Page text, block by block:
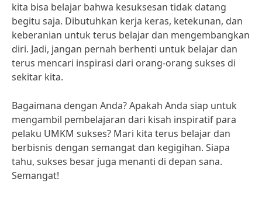
kita bisa belajar bahwa kesuksesan tidak datang
begitu saja. Dibutuhkan kerja keras, ketekunan, dan
keberanian untuk terus belajar dan mengembangkan
diri. Jadi, jangan pernah berhenti untuk belajar dan
terus mencari inspirasi dari orang-orang sukses di
sekitar kita.
Bagaimana dengan Anda? Apakah Anda siap untuk
mengambil pembelajaran dari kisah inspiratif para
pelaku UMKM sukses? Mari kita terus belajar dan
berbisnis dengan semangat dan kegigihan. Siapa
tahu, sukses besar juga menanti di depan sana.
Semangat!